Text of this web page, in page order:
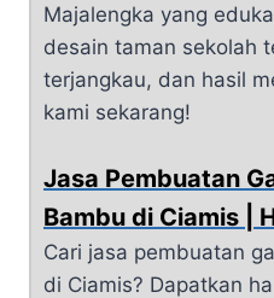
Majalengka yang
desain taman sekolah
terjangkau, dan hasil
kami sekarang!
Jasa Pembuatan
Bambu di Ciamis |
Cari jasa pembuatan
di Ciamis? Dapatkan